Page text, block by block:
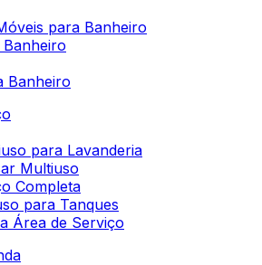
para Banheiro
Banheiro
para Lavanderia
Multiuso
Completa
para Tanques
Área de Serviço